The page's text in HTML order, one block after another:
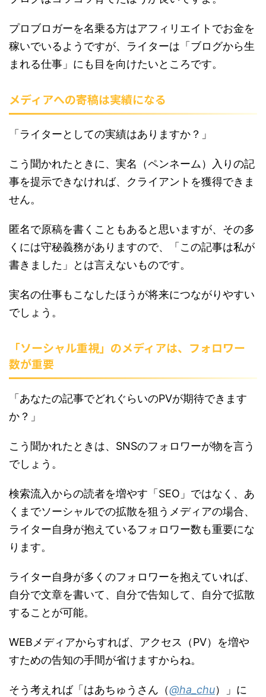
プロブロガーを名乗る方はアフィリエイトでお金を
稼いでいるようですが、ライターは「ブログから生
まれる仕事」にも目を向けたいところです。
メディアへの寄稿は実績になる
「ライターとしての実績はありますか？」
こう聞かれたときに、実名（ペンネーム）入りの記
事を提示できなければ、クライアントを獲得できま
せん。
匿名で原稿を書くこともあると思いますが、その多
くには守秘義務がありますので、「この記事は私が
書きました」とは言えないものです。
実名の仕事もこなしたほうが将来につながりやすい
でしょう。
「ソーシャル重視」のメディアは、フォロワー
数が重要
「あなたの記事でどれぐらいのPVが期待できます
か？」
こう聞かれたときは、SNSのフォロワーが物を言う
でしょう。
検索流入からの読者を増やす「SEO」ではなく、あ
くまでソーシャルでの拡散を狙うメディアの場合、
ライター自身が抱えているフォロワー数も重要にな
ります。
ライター自身が多くのフォロワーを抱えていれば、
自分で文章を書いて、自分で告知して、自分で拡散
することが可能。
WEBメディアからすれば、アクセス（PV）を増や
すための告知の手間が省けますからね。
そう考えれば「はあちゅうさん（@ha_chu）」に